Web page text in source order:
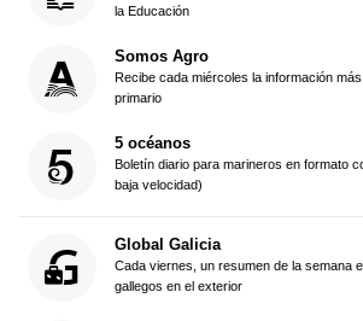
la Educación
Somos Agro
Recibe cada miércoles la información
primario
5 océanos
Boletín diario para marineros en formato
baja velocidad)
Global Galicia
Cada viernes, un resumen de la semana
gallegos en el exterior